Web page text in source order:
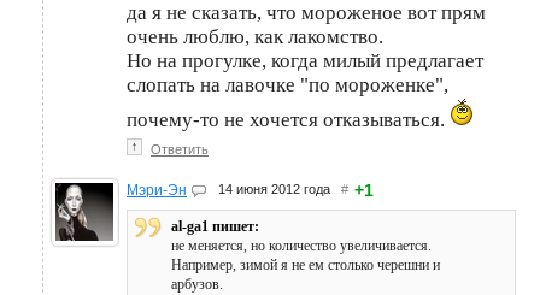
да я не сказать, что мороженое вот прям
очень люблю, как лакомство.
Но на прогулке, когда милый предлагает
слопать на лавочке "по мороженке",
почему-то не хочется отказываться.
↑ Ответить
Мэри-Эн 14 июня 2012 года # +1
al-ga1 пишет:
не меняется, но количество увеличивается.
Например, зимой я не ем столько черешни и
арбузов.